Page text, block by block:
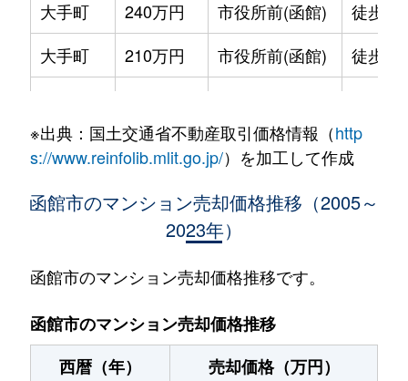
大手町
240万円 市役所前(函館)
徒歩2
大手町
210万円 市役所前(函館)
徒歩2
大森町
330万円 松風町
徒歩5
2,400万円 五稜郭
五稜郭町
520万円 五稜郭
末広町
230万円 十字街
末広町
240万円 十字街
※出典：国土交通省不動産取引価格情報（http
s://www.reinfolib.mlit.go.jp/）を加工して作成
函館市のマンション売却価格推移（2005～
2023年）
函館市のマンション売却価格推移です。
函館市のマンション売却価格推移
西暦（年）
売却価格（万円）